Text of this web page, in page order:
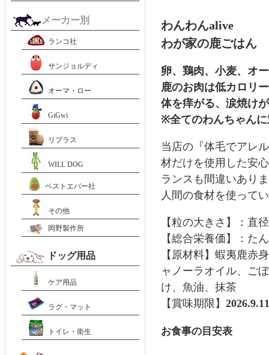
わんわんalive
わが家の鹿ごはん
卵、鶏肉、小麦、オ
鹿のお肉は低カロリ
体を痒がる、涙焼け
※全てのわんちゃん
当店の『体毛でアレ
材だけを使用した安
ランスも間違いあり
人間の食材を使って
【粒の大きさ】：直
【総合栄養価】：
【原材料】蝦夷鹿赤
ャノーラオイル、ご
け、魚油、抹茶
【賞味期限】 2026.9.11
お食事の目安表
メーカー別
ランコ社
サンジョルディ
オーマ・ロー
GiGwi
リプラス
WILL DOG
ベストエバー社
その他
岡野製作所
ドッグ用品
ケア用品
ラグ・マット
トイレ・衛生